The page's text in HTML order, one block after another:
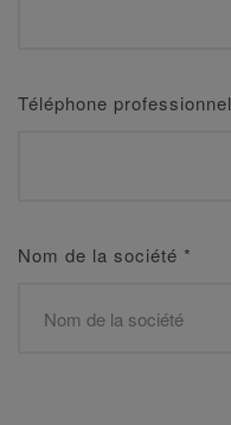
Téléphone professionnel
Nom de la société *